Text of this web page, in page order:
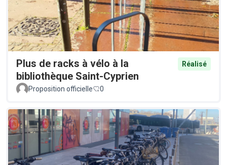
Plus de racks à vélo à la
bibliothèque Saint-Cyprien
Réalisé
Proposition officielle 0